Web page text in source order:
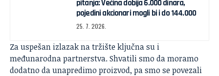
pitanja: Većina dobija 6.000 dinara,
pojedini akcionari mogli bi i do 144.000
25. 7. 2026.
Za uspešan izlazak na tržište ključna su i
međunarodna partnerstva. Shvatili smo da moramo
dodatno da unapredimo proizvod, pa smo se povezali